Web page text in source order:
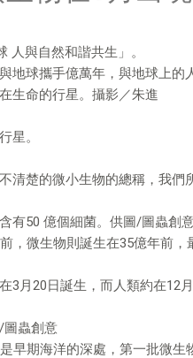
人與自然和諧共生」。
球攜手億萬年，與地球上的
生命的行星。攝影／朱進
星。
清楚的微小生物的總稱，我們
有50 億個細菌。供圖/圖蟲創
，微生物則誕生在35億年前
3月20日誕生，而人類約在12
圖蟲創意
早期海洋的深處，第一批微生